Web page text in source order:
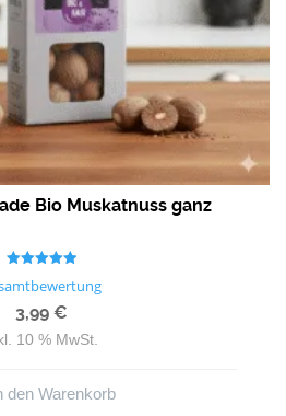
Bio Muskatnuss ganz
5.00
3,99 €
10 % MwSt.
den Warenkorb